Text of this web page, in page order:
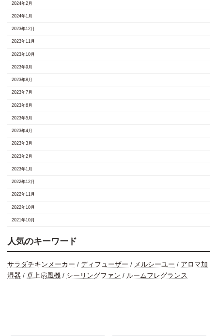
2024年2月
2024年1月
2023年12月
2023年11月
2023年10月
2023年9月
2023年8月
2023年7月
2023年6月
2023年5月
2023年4月
2023年3月
2023年2月
2023年1月
2022年12月
2022年11月
2022年10月
2021年10月
人気のキーワード
サラダチキンメーカー / ディフューザー / メルシーユー / アロマ加
湿器 / 卓上扇風機 / シーリングファン / ルームフレグランス